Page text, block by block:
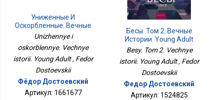
Униженные И
Оскорбленные. Вечные
Истории. Young Adult
Unizhennye i
oskorblennye. Vechnye
istorii. Young Adult , Fedor
Dostoevskii
Фёдор Достоевский
Артикул: 1661677
Бесы. Том 2. Вечные
Истории. Young Adult
Besy. Tom 2. Vechnye
istorii. Young Adult , Fedor
Dostoevskii
Федор Достоевский
Артикул: 1524825